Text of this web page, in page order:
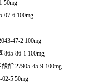
50mg
07-6 100mg
47-2 100mg
865-86-1 100mg
酯 27905-45-9 100mg
5 50mg